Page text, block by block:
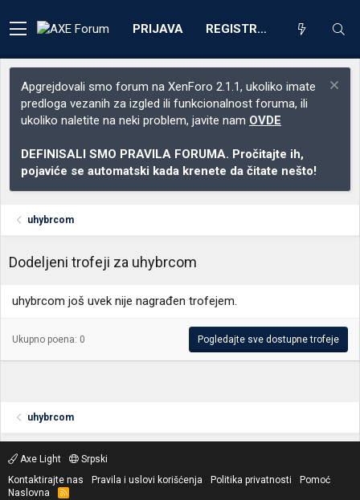
PRIJAVA REGISTRACIJA
Apgrejdovali smo forum na XenForo 2.1.1, ukoliko imate
predloga vezanih za izgled ili funkcionalnost foruma, ili
ukoliko naletite na neki problem, javite nam OVDE
DEFINISALI SMO PRAVILA FORUMA. Pročitajte ih,
pojaviće se automatski kada krenete da čitate nešto!
uhybrcom
Dodeljeni trofeji za uhybrcom
uhybrcom još uvek nije nagrađen trofejem.
Ukupno poena: 0 Pogledajte sve dostupne trofeje
uhybrcom
Axe Light
Srpski
Kontaktirajte nas
Pravila i uslovi korišćenja Politika privatnosti
Pomoć
Naslovna
R